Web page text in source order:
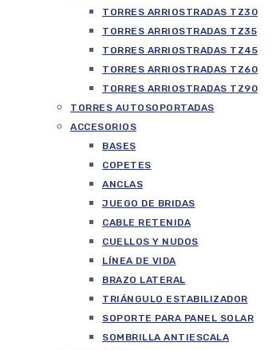
TORRES ARRIOSTRADAS TZ30
TORRES ARRIOSTRADAS TZ35
TORRES ARRIOSTRADAS TZ45
TORRES ARRIOSTRADAS TZ60
TORRES ARRIOSTRADAS TZ90
TORRES AUTOSOPORTADAS
ACCESORIOS
BASES
COPETES
ANCLAS
JUEGO DE BRIDAS
CABLE RETENIDA
CUELLOS Y NUDOS
LÍNEA DE VIDA
BRAZO LATERAL
TRIÁNGULO ESTABILIZADOR
SOPORTE PARA PANEL SOLAR
SOMBRILLA ANTIESCALA